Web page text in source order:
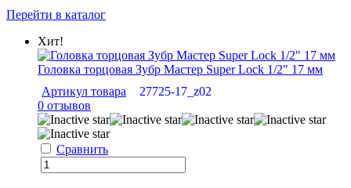
Перейти в каталог
Хит!
Головка торцовая Зубр Мастер Super Lock 1/2" 17 мм
Артикул товара
27725-17_z02
0 отзывов
Сравнить